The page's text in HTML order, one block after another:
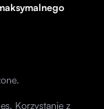
Korzystanie z